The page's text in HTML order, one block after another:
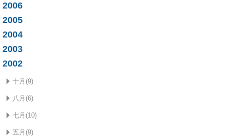
2006
2005
2004
2003
2002
十月(9)
八月(6)
七月(10)
五月(9)